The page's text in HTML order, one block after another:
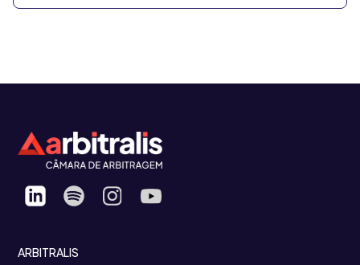
ARBITRALIS